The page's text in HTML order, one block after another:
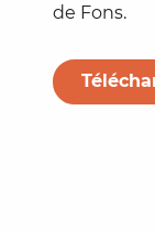
de Fons.